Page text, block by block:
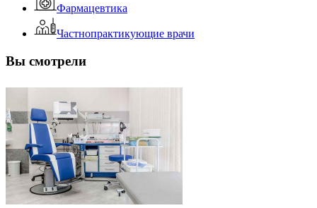
Фармацевтика
Частнопрактикующие врачи
Вы смотрели